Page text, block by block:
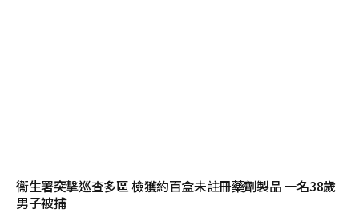
衞生署突擊巡查多區 檢獲約百盒未註冊藥劑製品 一名38歲
男子被捕